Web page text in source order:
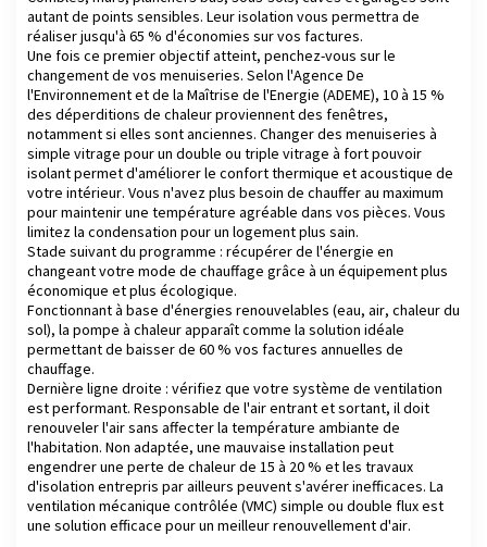
autant de points sensibles. Leur isolation vous permettra de
réaliser jusqu'à 65 % d'économies sur vos factures.
Une fois ce premier objectif atteint, penchez-vous sur le
changement de vos menuiseries. Selon l'Agence De
l'Environnement et de la Maîtrise de l'Energie (ADEME), 10 à 15 %
des déperditions de chaleur proviennent des fenêtres,
notamment si elles sont anciennes. Changer des menuiseries à
simple vitrage pour un double ou triple vitrage à fort pouvoir
isolant permet d'améliorer le confort thermique et acoustique de
votre intérieur. Vous n'avez plus besoin de chauffer au maximum
pour maintenir une température agréable dans vos pièces. Vous
limitez la condensation pour un logement plus sain.
Stade suivant du programme : récupérer de l'énergie en
changeant votre mode de chauffage grâce à un équipement plus
économique et plus écologique.
Fonctionnant à base d'énergies renouvelables (eau, air, chaleur du
sol), la pompe à chaleur apparaît comme la solution idéale
permettant de baisser de 60 % vos factures annuelles de
chauffage.
Dernière ligne droite : vérifiez que votre système de ventilation
est performant. Responsable de l'air entrant et sortant, il doit
renouveler l'air sans affecter la température ambiante de
l'habitation. Non adaptée, une mauvaise installation peut
engendrer une perte de chaleur de 15 à 20 % et les travaux
d'isolation entrepris par ailleurs peuvent s'avérer inefficaces. La
ventilation mécanique contrôlée (VMC) simple ou double flux est
une solution efficace pour un meilleur renouvellement d'air.